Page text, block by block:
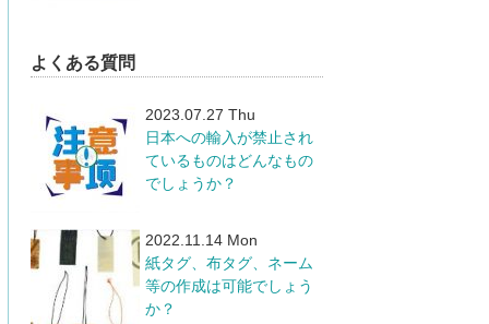
よくある質問
2023.07.27 Thu
日本への輸入が禁止され
ているものはどんなもの
でしょうか？
2022.11.14 Mon
紙タグ、布タグ、ネーム
等の作成は可能でしょう
か？